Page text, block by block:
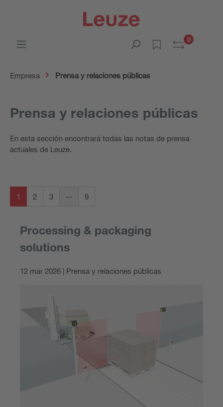
0
Empresa Prensa y relaciones públicas
Prensa y relaciones públicas
En esta sección encontrará todas las notas de prensa
actuales de Leuze.
1 2 3 9
Processing & packaging
solutions
12 mar 2026 | Prensa y relaciones públicas